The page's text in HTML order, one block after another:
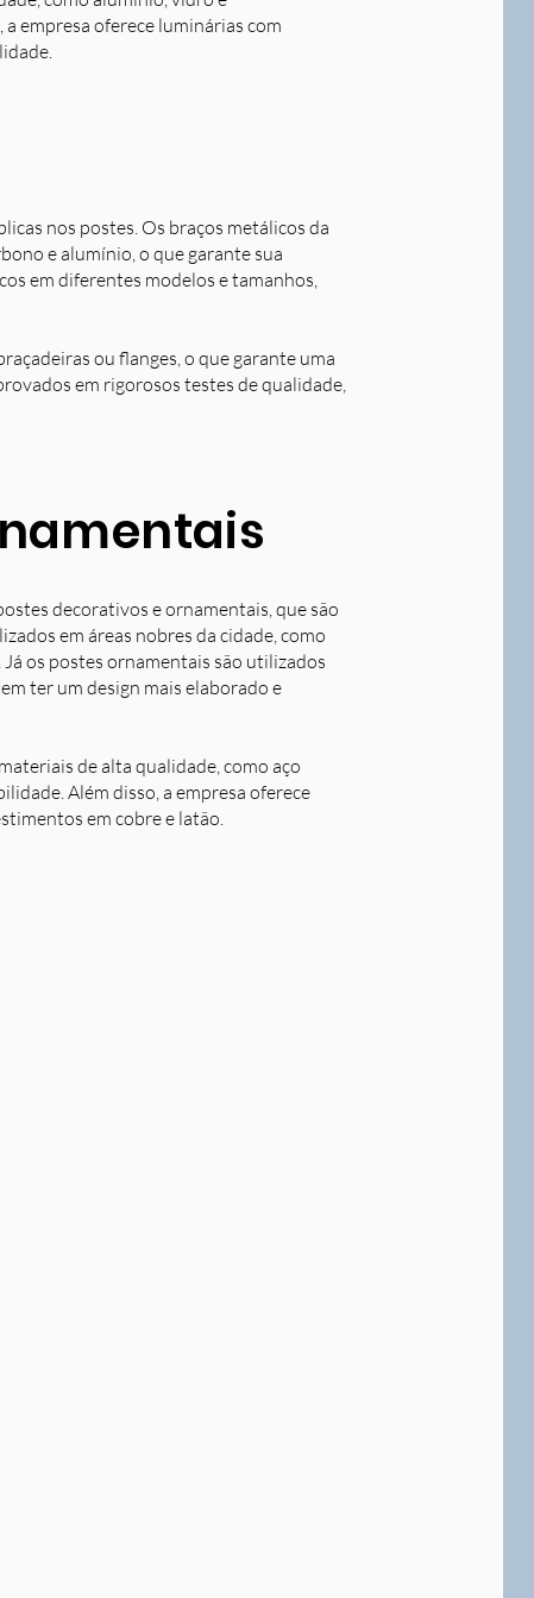
empresa oferece luminárias com
nos postes. Os braços metálicos da
e alumínio, o que garante sua
em diferentes modelos e tamanhos,
ou flanges, o que garante uma
em rigorosos testes de qualidade,
decorativos e ornamentais, que são
em áreas nobres da cidade, como
os postes ornamentais são utilizados
ter um design mais elaborado e
de alta qualidade, como aço
Além disso, a empresa oferece
em cobre e latão.